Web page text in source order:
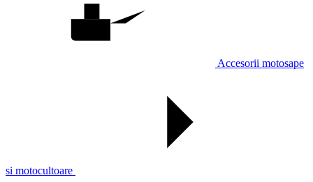
Accesorii motosape
si motocultoare